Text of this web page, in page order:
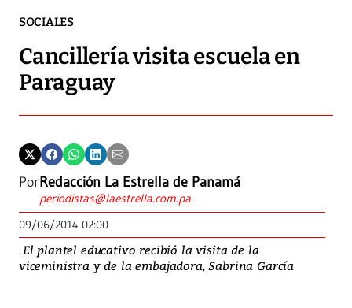
SOCIALES
Cancillería visita escuela en
Paraguay
PorRedacción La Estrella de Panamá
periodistas@laestrella.com.pa
09/06/2014 02:00
El plantel educativo recibió la visita de la
viceministra y de la embajadora, Sabrina García